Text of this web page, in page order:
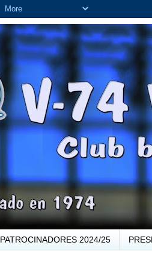
PATROCINADORES 2024/25